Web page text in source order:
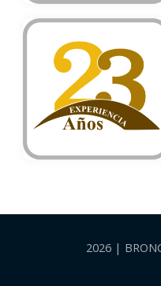
2026 |